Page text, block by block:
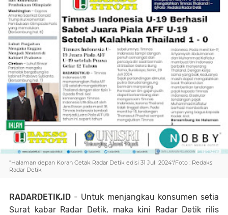
"Halaman depan Koran Cetak Radar Detik edisi 31 Juli 2024"/Foto : Redaksi
Radar Detik
RADARDETIK.ID - Untuk menjangkau konsumen setia
Surat kabar Radar Detik, maka kini Radar Detik rilis